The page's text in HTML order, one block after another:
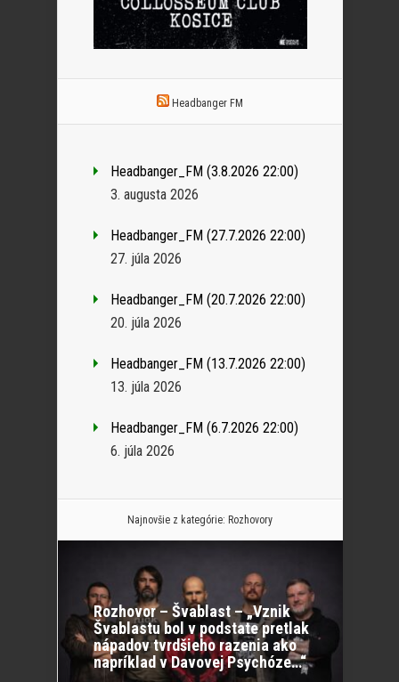
Headbanger FM
Headbanger_FM (3.8.2026 22:00)
3. augusta 2026
Headbanger_FM (27.7.2026 22:00)
27. júla 2026
Headbanger_FM (20.7.2026 22:00)
20. júla 2026
Headbanger_FM (13.7.2026 22:00)
13. júla 2026
Headbanger_FM (6.7.2026 22:00)
6. júla 2026
Najnovšie z kategórie: Rozhovory
Rozhovor – Švablast – „Vznik
Švablastu bol v podstate pretlak
nápadov tvrdšieho razenia ako
napríklad v Davovej Psychóze…“